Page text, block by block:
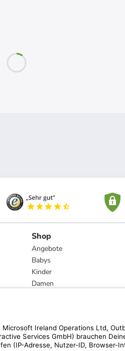
Shop
Angebote
Babys
Kinder
Damen
Marken